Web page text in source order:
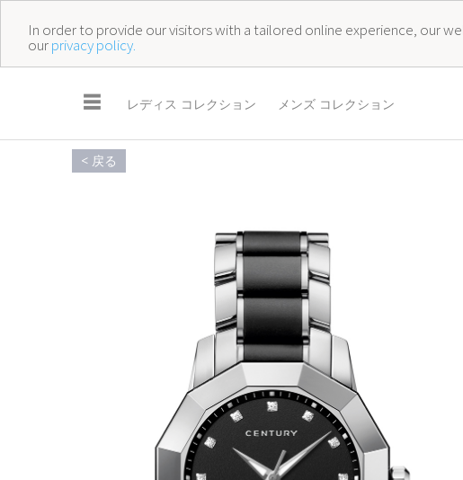
In order to provide our visitors with a tailored online experience, our
ourprivacy policy.
☰ レディス コレクション メンズ コレクション
< 戻る